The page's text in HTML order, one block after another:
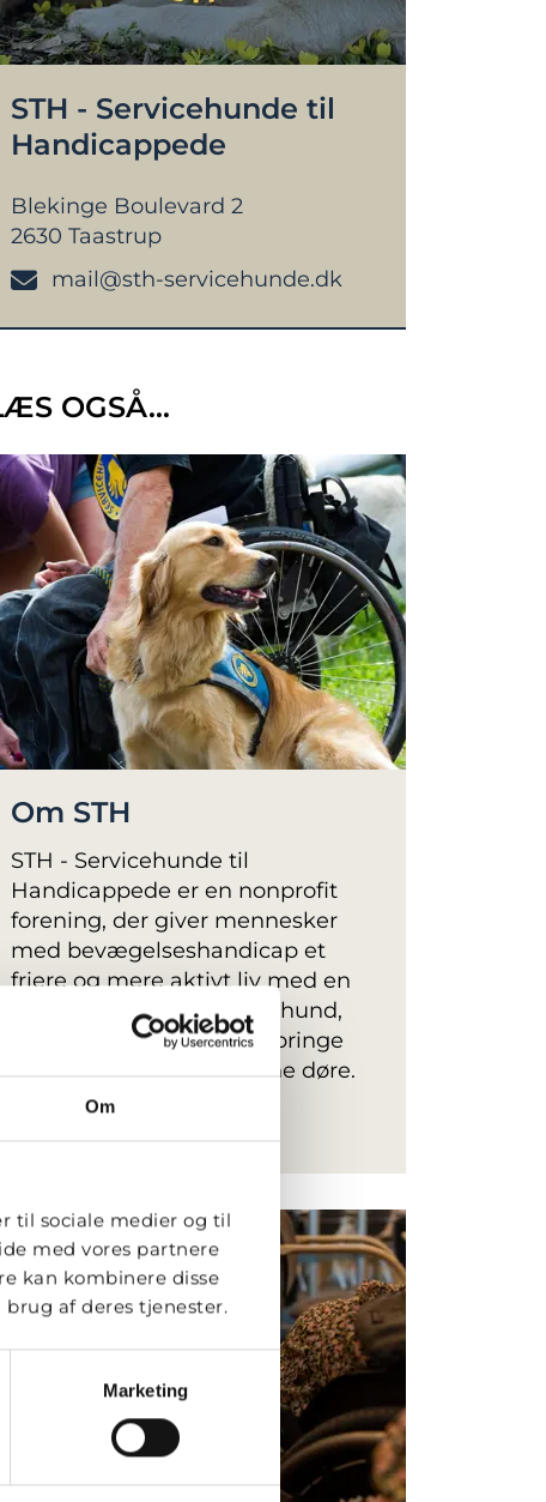
Om
til sociale medier og til
med vores partnere
kan kombinere disse
af deres tjenester.
Marketing
STH - Servicehunde til
Handicappede
Blekinge Boulevard 2
2630 Taastrup
mail@sth-servicehunde.dk
OGSÅ...
Om STH
STH - Servicehunde til
Handicappede er en nonprofit
forening, der giver mennesker
med bevægelseshandicap et
friere og mere aktivt liv med en
special uddannet servicehund,
som f.eks. kan hente og bringe
ting, trække tøj af og åbne døre.